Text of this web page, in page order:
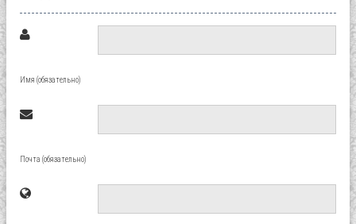
Имя (обязательно)
Почта (обязательно)